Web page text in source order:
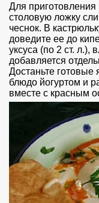
Для приготовления
столовую ложку
чеснок. В
доведите ее до
уксуса (по 2 ст. л.),
добавляется
Достаньте
блюдо йогуртом и
вместе с красным